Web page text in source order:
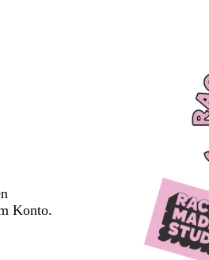
Konto.